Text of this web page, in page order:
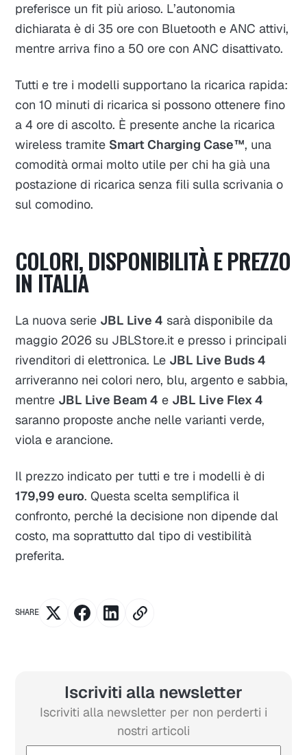
preferisce un fit più arioso. L’autonomia
dichiarata è di 35 ore con Bluetooth e ANC attivi,
mentre arriva fino a 50 ore con ANC disattivato.
Tutti e tre i modelli supportano la ricarica rapida:
con 10 minuti di ricarica si possono ottenere fino
a 4 ore di ascolto. È presente anche la ricarica
wireless tramite Smart Charging Case™, una
comodità ormai molto utile per chi ha già una
postazione di ricarica senza fili sulla scrivania o
sul comodino.
COLORI, DISPONIBILITÀ E PREZZO
IN ITALIA
La nuova serie JBL Live 4 sarà disponibile da
maggio 2026 su JBLStore.it e presso i principali
rivenditori di elettronica. Le JBL Live Buds 4
arriveranno nei colori nero, blu, argento e sabbia,
mentre JBL Live Beam 4 e JBL Live Flex 4
saranno proposte anche nelle varianti verde,
viola e arancione.
Il prezzo indicato per tutti e tre i modelli è di
179,99 euro. Questa scelta semplifica il
confronto, perché la decisione non dipende dal
costo, ma soprattutto dal tipo di vestibilità
preferita.
SHARE
Iscriviti alla newsletter
Iscriviti alla newsletter per non perderti i
nostri articoli